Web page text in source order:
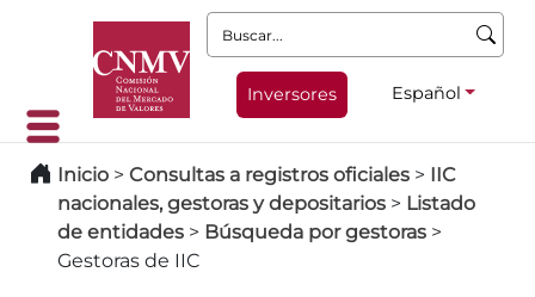
Buscar:
Inversores Español
Inicio > Consultas a registros oficiales > IIC
nacionales, gestoras y depositarios > Listado
de entidades > Búsqueda por gestoras >
Gestoras de IIC